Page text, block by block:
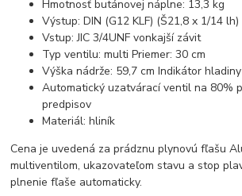
Hmotnosť butánovej náplne: 13,3 kg
Výstup: DIN (G12 KLF) (Š21,8 x 1/14 lh)
Vstup: JIC 3/4UNF vonkajší závit
Typ ventilu: multi Priemer: 30 cm
Výška nádrže: 59,7 cm Indikátor hladiny
Automatický uzatvárací ventil na 80%
predpisov
Materiál: hliník
Cena je uvedená za prádznu plynovú fľašu
multiventilom, ukazovateľom stavu a stop
plnenie fľaše automaticky.